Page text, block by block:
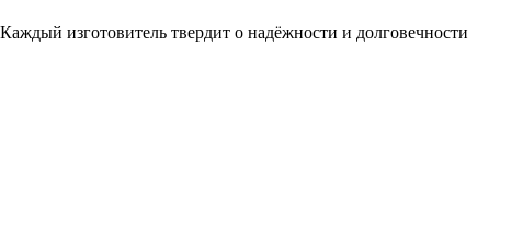
изготовитель твердит о надёжности и долговечности